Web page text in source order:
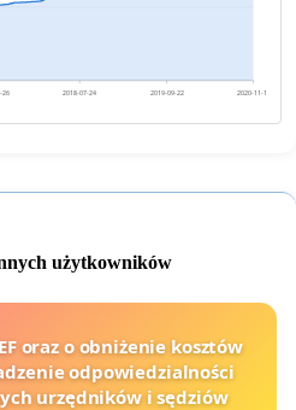
26 2018-07-24 2019-09-22 2020-11-19
użytkowników
oraz o obniżenie kosztów
odpowiedzialności
urzędników i sędziów